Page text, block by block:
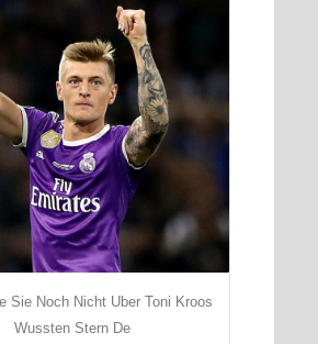
Sie Noch Nicht Uber Toni Kroos
Wussten Stern De